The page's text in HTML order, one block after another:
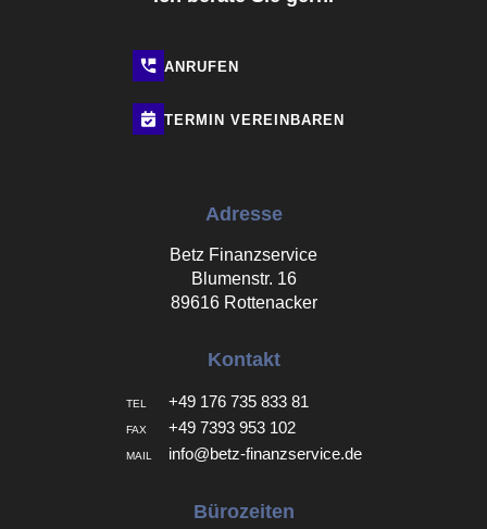
ANRUFEN
TERMIN VEREINBAREN
Adresse
Betz Finanzservice
Blumenstr. 16
89616 Rottenacker
Kontakt
TEL +49 176 735 833 81
FAX +49 7393 953 102
MAIL info@betz-finanzservice.de
Bürozeiten